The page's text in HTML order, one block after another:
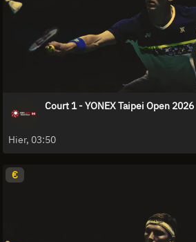
Court 1 - YONEX Taipei Open
Hier, 03:50
€